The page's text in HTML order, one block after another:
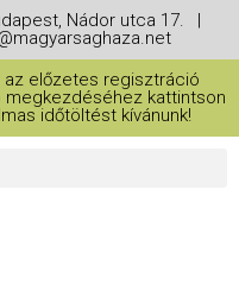
Nádor utca 17. |
az előzetes regisztráció
megkezdéséhez kattintson
időtöltést kívánunk!